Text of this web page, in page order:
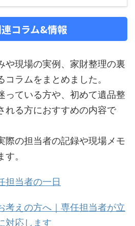
コラム&情報
や現場の実例、家財整理の裏
ラムをまとめました。
っている方や、初めて遺品整
れる方におすすめの内容で
際の担当者の記録や現場メモ
。
担当者の一日
考えの方へ｜専任担当者が立
対応します